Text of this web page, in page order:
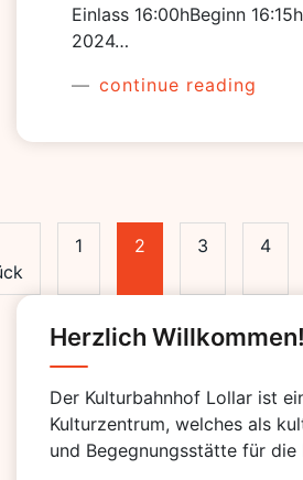
Einlass 16:00hBeginn
2024…
continue reading
1 2 3 4
Herzlich Willkommen!
Der Kulturbahnhof Lollar ist
Kulturzentrum, welches als
und Begegnungsstätte für die